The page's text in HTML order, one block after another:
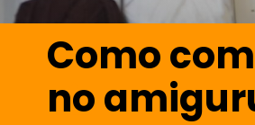
Como
no